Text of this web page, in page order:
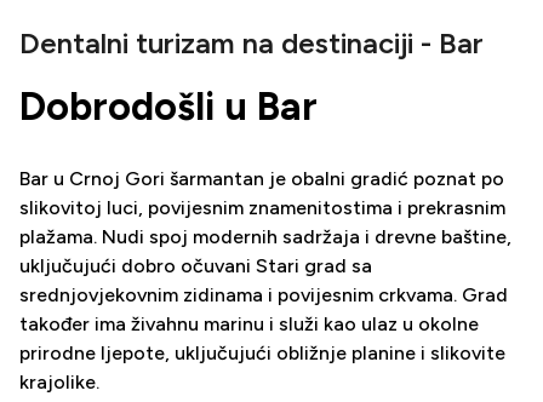
Dentalni turizam na destinaciji - Bar
Dobrodošli u Bar
Bar u Crnoj Gori šarmantan je obalni gradić poznat po
slikovitoj luci, povijesnim znamenitostima i prekrasnim
plažama. Nudi spoj modernih sadržaja i drevne baštine,
uključujući dobro očuvani Stari grad sa
srednjovjekovnim zidinama i povijesnim crkvama. Grad
također ima živahnu marinu i služi kao ulaz u okolne
prirodne ljepote, uključujući obližnje planine i slikovite
krajolike.